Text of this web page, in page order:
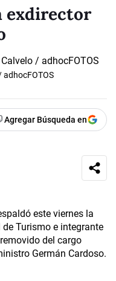
exdirector
adhocFOTOS
Agregar Búsqueda en
este viernes la
Turismo e integrante
del cargo
Germán Cardoso.